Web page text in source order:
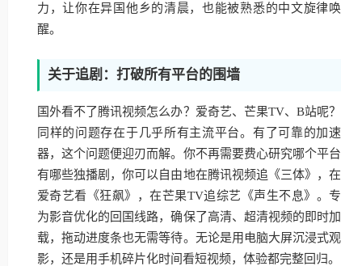
力，让你在异国他乡的清晨，也能被熟悉的中文旋律唤
醒。
关于追剧：打破所有平台的围墙
国外看不了腾讯视频怎么办？爱奇艺、芒果TV、B站呢？
同样的问题存在于几乎所有主流平台。有了可靠的加速
器，这个问题便迎刃而解。你不再需要费心研究哪个平台
有哪些独播剧，你可以自由地在腾讯视频追《三体》，在
爱奇艺看《狂飙》，在芒果TV追综艺《声生不息》。专
为影音优化的回国线路，确保了高清、超清视频的即时加
载，拖动进度条也无需等待。无论是用电脑大屏沉浸式观
影，还是用手机碎片化时间看短视频，体验都完整回归。